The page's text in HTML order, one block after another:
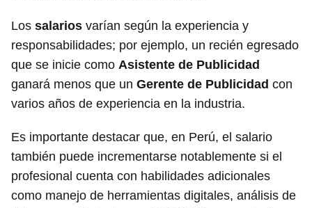
Los salarios varían según la experiencia y
responsabilidades; por ejemplo, un recién egresado
que se inicie como Asistente de Publicidad
ganará menos que un Gerente de Publicidad con
varios años de experiencia en la industria.
Es importante destacar que, en Perú, el salario
también puede incrementarse notablemente si el
profesional cuenta con habilidades adicionales
como manejo de herramientas digitales, análisis de